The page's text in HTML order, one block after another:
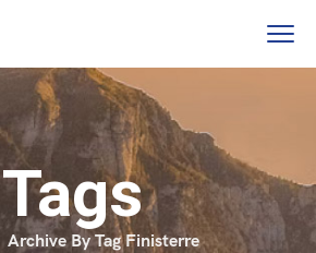
Tags
Archive By Tag Finisterre